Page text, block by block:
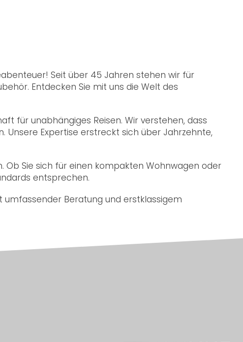
Seit über 45 Jahren stehen wir für
Entdecken Sie mit uns die Welt des
für unabhängiges Reisen. Wir verstehen, dass
Unsere Expertise erstreckt sich über Jahrzehnte,
Ob Sie sich für einen kompakten Wohnwagen oder
entsprechen.
umfassender Beratung und erstklassigem